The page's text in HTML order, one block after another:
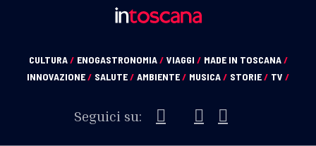
CULTURA/ ENOGASTRONOMIA/ VIAGGI / MADE IN TOSCANA/
INNOVAZIONE/ SALUTE/ AMBIENTE/ MUSICA/ STORIE/ TV /
Seguici su: